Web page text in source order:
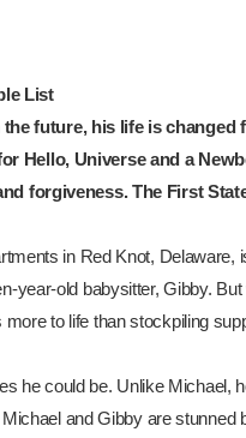
List
future, his life is changed
Hello, Universeand a
forgiveness.The First
in Red Knot, Delaware,
year-old babysitter, Gibby.
to life than stockpiling
he could be. Unlike Michael,
and Gibby are stunned